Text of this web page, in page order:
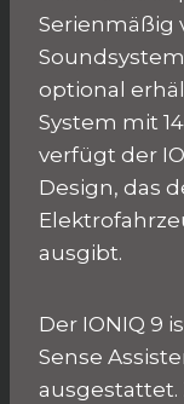
Serienmäßig
optional
System mit
verfügt der
Design, das
ausgibt.
Der IONIQ 9
Sense
ausgestattet.